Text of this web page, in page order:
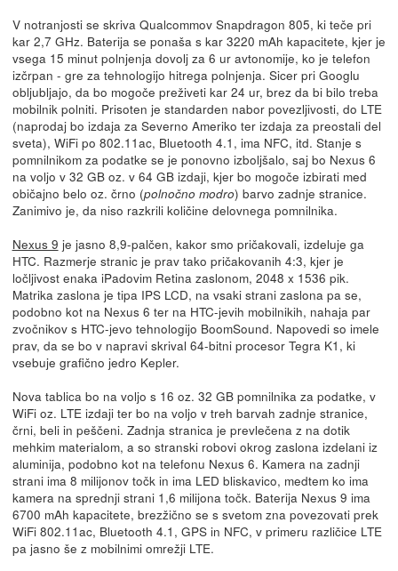
V notranjosti se skriva Qualcommov Snapdragon 805, ki teče pri
kar 2,7 GHz. Baterija se ponaša s kar 3220 mAh kapacitete, kjer je
vsega 15 minut polnjenja dovolj za 6 ur avtonomije, ko je telefon
izčrpan - gre za tehnologijo hitrega polnjenja. Sicer pri Googlu
obljubljajo, da bo mogoče preživeti kar 24 ur, brez da bi bilo treba
mobilnik polniti. Prisoten je standarden nabor povezljivosti, do LTE
(naprodaj bo izdaja za Severno Ameriko ter izdaja za preostali del
sveta), WiFi po 802.11ac, Bluetooth 4.1, ima NFC, itd. Stanje s
pomnilnikom za podatke se je ponovno izboljšalo, saj bo Nexus 6
na voljo v 32 GB oz. v 64 GB izdaji, kjer bo mogoče izbirati med
običajno belo oz. črno (polnočno modro) barvo zadnje stranice.
Zanimivo je, da niso razkrili količine delovnega pomnilnika.
Nexus 9 je jasno 8,9-palčen, kakor smo pričakovali, izdeluje ga
HTC. Razmerje stranic je prav tako pričakovanih 4:3, kjer je
ločljivost enaka iPadovim Retina zaslonom, 2048 x 1536 pik.
Matrika zaslona je tipa IPS LCD, na vsaki strani zaslona pa se,
podobno kot na Nexus 6 ter na HTC-jevih mobilnikih, nahaja par
zvočnikov s HTC-jevo tehnologijo BoomSound. Napovedi so imele
prav, da se bo v napravi skrival 64-bitni procesor Tegra K1, ki
vsebuje grafično jedro Kepler.
Nova tablica bo na voljo s 16 oz. 32 GB pomnilnika za podatke, v
WiFi oz. LTE izdaji ter bo na voljo v treh barvah zadnje stranice,
črni, beli in peščeni. Zadnja stranica je prevlečena z na dotik
mehkim materialom, a so stranski robovi okrog zaslona izdelani iz
aluminija, podobno kot na telefonu Nexus 6. Kamera na zadnji
strani ima 8 milijonov točk in ima LED bliskavico, medtem ko ima
kamera na sprednji strani 1,6 milijona točk. Baterija Nexus 9 ima
6700 mAh kapacitete, brezžično se s svetom zna povezovati prek
WiFi 802.11ac, Bluetooth 4.1, GPS in NFC, v primeru različice LTE
pa jasno še z mobilnimi omrežji LTE.